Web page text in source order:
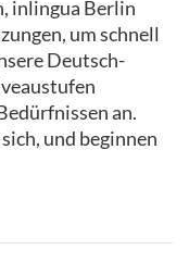
inlingua Berlin
um schnell
Deutsch-
an.
und beginnen